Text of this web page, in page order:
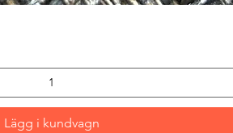
Lägg i kundvagn